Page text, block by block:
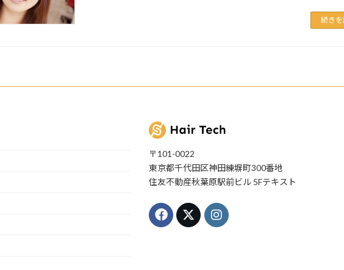
続き
〒101-0022
東京都千代田区神田練塀町300番地
住友不動産秋葉原駅前ビル 5Fテキスト